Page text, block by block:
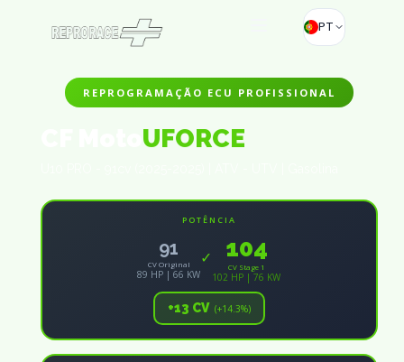
PT
REPROGRAMAÇÃO ECU PROFISSIONAL
UFORCE
POTÊNCIA
91
CV Original
89 HP | 66 KW
✓ 104
CV Stage 1
102 HP | 76 KW
+13 CV (+14.3%)